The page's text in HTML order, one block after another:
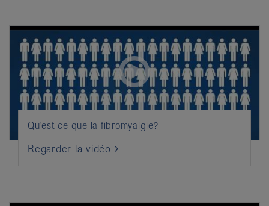
Qu'est ce que la fibromyalgie?
Regarder la vidéo